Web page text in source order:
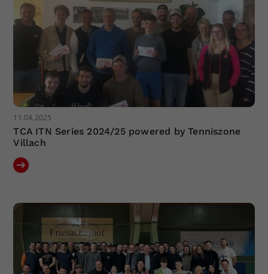
11.04.2025
TCA ITN Series 2024/25 powered by Tenniszone
Villach